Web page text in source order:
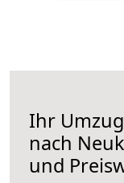
Ihr
nach
und